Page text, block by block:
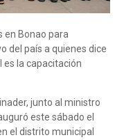
en Bonao para
del país a quienes dice
es la capacitación
junto al ministro
este sábado el
el distrito municipal